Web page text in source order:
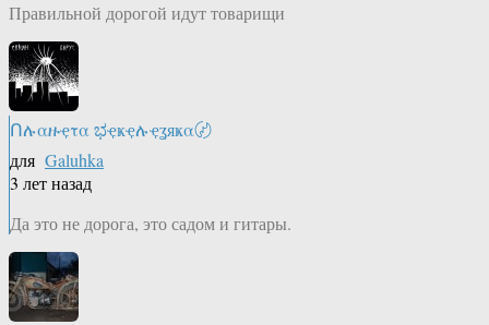
Правильной дорогой идут товарищи
Ոሉαዙҿτα ಭҿҝҿሉҿʓяҝα〄
для Galuhka
3 лет назад
Да это не дорога, это садом и гитары.